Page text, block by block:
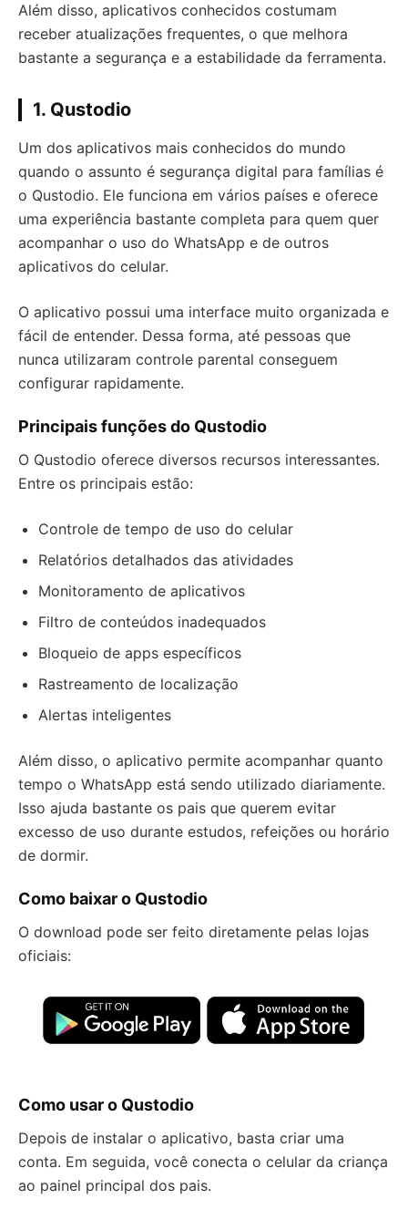
Além disso, aplicativos conhecidos costumam
receber atualizações frequentes, o que melhora
bastante a segurança e a estabilidade da ferramenta.
1. Qustodio
Um dos aplicativos mais conhecidos do mundo
quando o assunto é segurança digital para famílias é
o Qustodio. Ele funciona em vários países e oferece
uma experiência bastante completa para quem quer
acompanhar o uso do WhatsApp e de outros
aplicativos do celular.
O aplicativo possui uma interface muito organizada e
fácil de entender. Dessa forma, até pessoas que
nunca utilizaram controle parental conseguem
configurar rapidamente.
Principais funções do Qustodio
O Qustodio oferece diversos recursos interessantes.
Entre os principais estão:
Controle de tempo de uso do celular
Relatórios detalhados das atividades
Monitoramento de aplicativos
Filtro de conteúdos inadequados
Bloqueio de apps específicos
Rastreamento de localização
Alertas inteligentes
Além disso, o aplicativo permite acompanhar quanto
tempo o WhatsApp está sendo utilizado diariamente.
Isso ajuda bastante os pais que querem evitar
excesso de uso durante estudos, refeições ou horário
de dormir.
Como baixar o Qustodio
O download pode ser feito diretamente pelas lojas
oficiais:
Como usar o Qustodio
Depois de instalar o aplicativo, basta criar uma
conta. Em seguida, você conecta o celular da criança
ao painel principal dos pais.